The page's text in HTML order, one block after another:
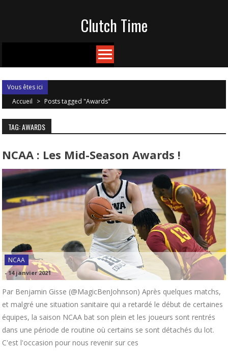
Clutch Time
Vous êtes ici
Accueil > Posts tagged "Awards"
TAG: AWARDS
NCAA : Les Mid-Season Awards !
NCAA
-14 janvier 2021
Par Benjamin Gisse (@MagicBenJohnson) Après quelques matchs,
et malgré une situation sanitaire qui a retardé le début de certaines
équipes, la saison NCAA bat son plein et les joueurs sont rentrés
dans une période de routine où certains se sont détachés du lot.
C'est l'occasion pour nous revenir sur ces